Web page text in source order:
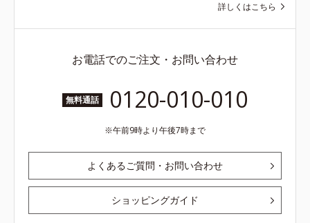
詳しくはこちら
お電話でのご注文・お問い合わせ
無料通話 0120-010-010
午前9時より午後7時まで
よくあるご質問・お問い合わせ
ショッピングガイド